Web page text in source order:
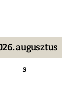
augusztus
s